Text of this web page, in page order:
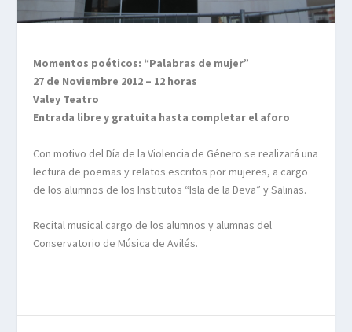
Momentos poéticos: “Palabras de mujer”
27 de Noviembre 2012 – 12 horas
Valey Teatro
Entrada libre y gratuita hasta completar el aforo
Con motivo del Día de la Violencia de Género se realizará una
lectura de poemas y relatos escritos por mujeres, a cargo
de los alumnos de los Institutos “Isla de la Deva” y Salinas.
Recital musical cargo de los alumnos y alumnas del
Conservatorio de Música de Avilés.